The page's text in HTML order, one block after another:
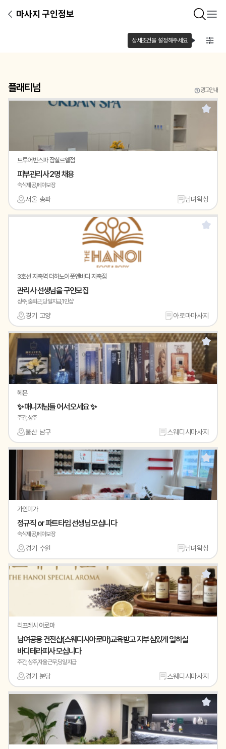
마사지 구인정보
상세조건을 설정해주세요
플래티넘 광고안내
트루어반스파 잠실르엘점
피부관리사 2명 채용
숙식제공,페이보장
서울 송파 남녀왁싱
3호선 지축역 더하노이풋앤바디 지축점
관리사 선생님을 구인모집
상주,출퇴근,당일지급,1인샵
경기 고양 아로마마사지
헤븐
✨ 매니저님들 어서 오세요 ✨
주간,상주
울산 남구 스웨디시마사지
가인미가
정규직 or 파트타임 선생님 모십니다
숙식제공,페이보장
경기 수원 남녀왁싱
리프레시 아로마
남여공용 건전샵(스웨디시아로마)교육받고 자부심있게 일하실
바디테라피사 모십니다
주간,상주,자율근무,당일지급
경기 분당 스웨디시마사지